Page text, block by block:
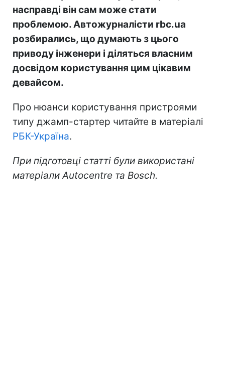
насправді він сам може стати
проблемою. Автожурналісти rbc.ua
розбирались, що думають з цього
приводу інженери і діляться власним
досвідом користування цим цікавим
девайсом.
Про нюанси користування пристроями
типу джамп-стартер читайте в матеріалі
РБК-Україна.
При підготовці статті були використані
матеріали Autocentre та Bosch.